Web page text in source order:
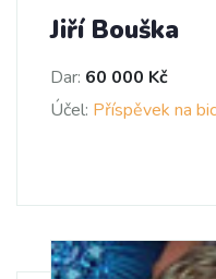
Jiří Bouška
Dar: 60 000 Kč
Účel: Příspěvek na